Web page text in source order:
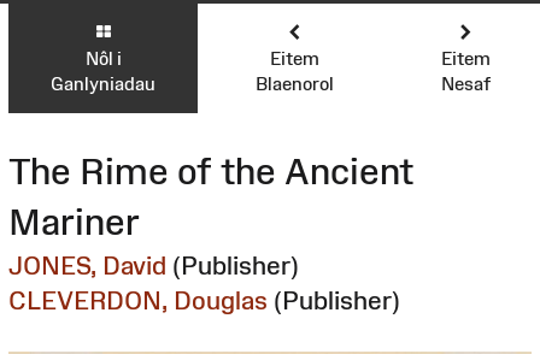
Nôl i
Ganlyniadau
Eitem
Blaenorol
Eitem
Nesaf
The Rime of the Ancient
Mariner
JONES, David (Publisher)
CLEVERDON, Douglas (Publisher)